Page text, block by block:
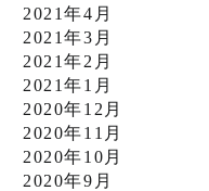
2021年4月
2021年3月
2021年2月
2021年1月
2020年12月
2020年11月
2020年10月
2020年9月